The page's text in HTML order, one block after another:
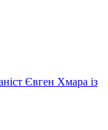
Євген Хмара із